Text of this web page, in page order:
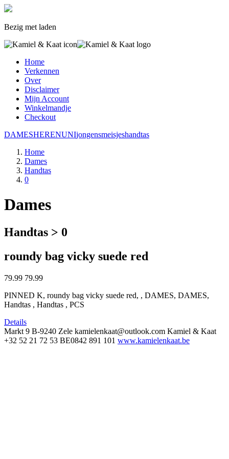
Bezig met laden
Home
Verkennen
Over
Disclaimer
Mijn Account
Winkelmandje
Checkout
DAMESHERENUNIjongensmeisjeshandtas
Home
Dames
Handtas
0
Dames
Handtas > 0
roundy bag vicky suede red
79.99 79.99
PINNED K, roundy bag vicky suede red, , DAMES, DAMES,
Handtas , Handtas , PCS
Details
Markt 9 B-9240 Zele kamielenkaat@outlook.com Kamiel & Kaat
+32 52 21 72 53 BE0842 891 101 www.kamielenkaat.be